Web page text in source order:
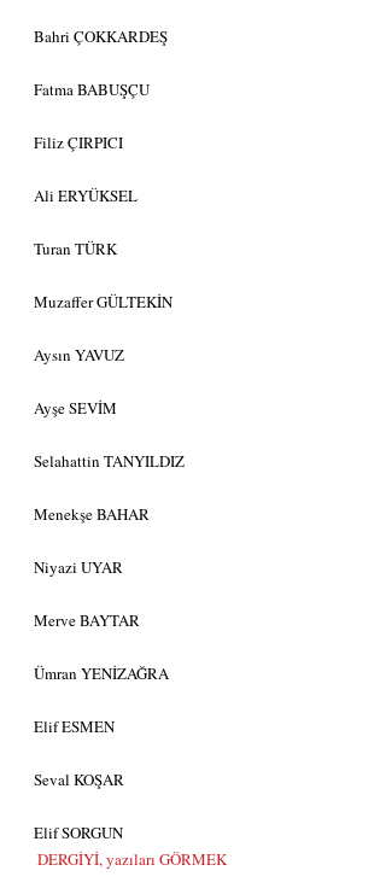
Bahri ÇOKKARDEŞ
Fatma BABUŞÇU
Filiz ÇIRPICI
Ali ERYÜKSEL
Turan TÜRK
Muzaffer GÜLTEKİN
Aysın YAVUZ
Ayşe SEVİM
Selahattin TANYILDIZ
Menekşe BAHAR
Niyazi UYAR
Merve BAYTAR
Ümran YENİZAĞRA
Elif ESMEN
Seval KOŞAR
Elif SORGUN
DERGİYİ, yazıları GÖRMEK